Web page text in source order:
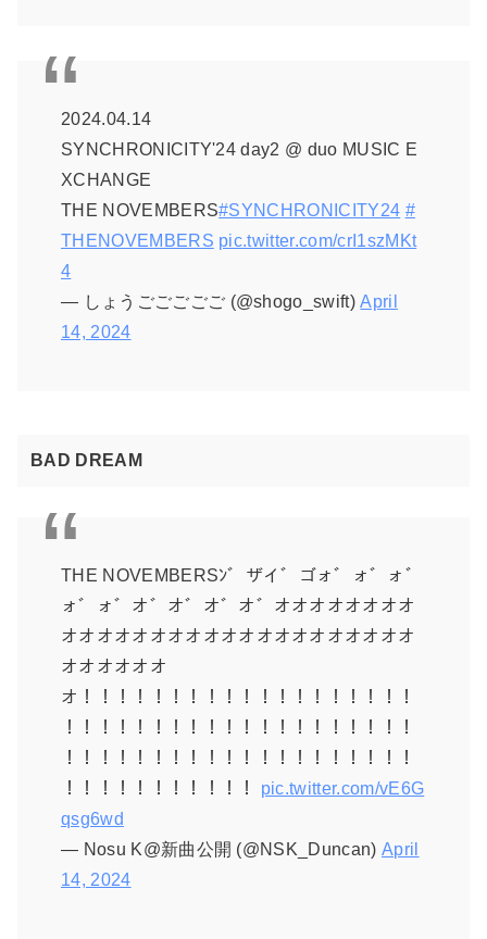
2024.04.14
SYNCHRONICITY'24 day2 @ duo MUSIC E
XCHANGE
THE NOVEMBERS#SYNCHRONICITY24 #
THENOVEMBERS pic.twitter.com/crI1szMKt
4
— しょうごごごごご (@shogo_swift)April
14, 2024
BAD DREAM
THE NOVEMBERSﾝ゛ザイ゛ゴォ゛ォ゛ォ゛
ォ゛ォ゛オ゛オ゛オ゛オ゛オオオオオオオオ
オオオオオオオオオオオオオオオオオオオオ
オオオオオオ
オ！！！！！！！！！！！！！！！！！！！
！！！！！！！！！！！！！！！！！！！！
！！！！！！！！！！！！！！！！！！！！
！！！！！！！！！！！ pic.twitter.com/vE6G
qsg6wd
— Nosu K@新曲公開 (@NSK_Duncan) April
14, 2024